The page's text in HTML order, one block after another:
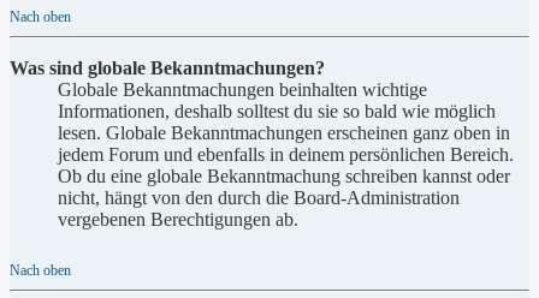
Nach oben
Was sind globale Bekanntmachungen?
Globale Bekanntmachungen beinhalten wichtige
Informationen, deshalb solltest du sie so bald wie möglich
lesen. Globale Bekanntmachungen erscheinen ganz oben in
jedem Forum und ebenfalls in deinem persönlichen Bereich.
Ob du eine globale Bekanntmachung schreiben kannst oder
nicht, hängt von den durch die Board-Administration
vergebenen Berechtigungen ab.
Nach oben